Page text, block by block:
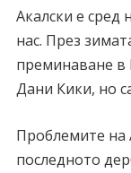
Акалски е сред
нас. През
преминаване
Дани Кики, но
Проблемите на
последното